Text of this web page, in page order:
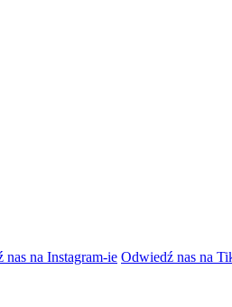
nas na Instagram-ie Odwiedź nas na